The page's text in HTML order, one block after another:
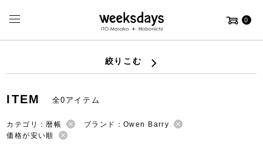
0
絞りこむ
ITEM 全0アイテム
カテゴリ：暦帳
ブランド：Owen Barry
価格が安い順